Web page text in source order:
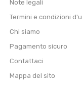
Note legali
Termini e condizioni
Chi siamo
Pagamento sicuro
Contattaci
Mappa del sito